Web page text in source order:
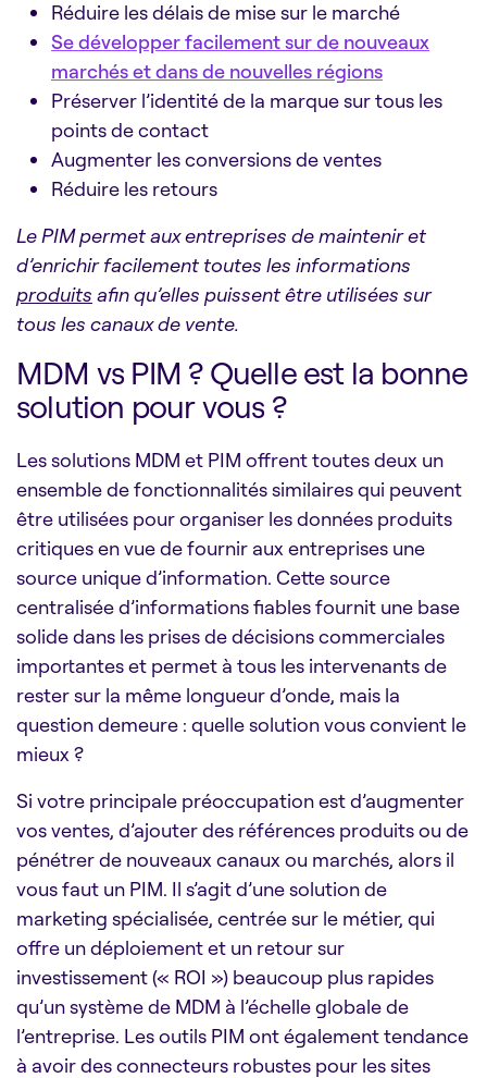
Réduire les délais de mise sur le marché
Se développer facilement sur de nouveaux
marchés et dans de nouvelles régions
Préserver l’identité de la marque sur tous les
points de contact
Augmenter les conversions de ventes
Réduire les retours
Le PIM permet aux entreprises de maintenir et
d’enrichir facilement toutes les informations
produits afin qu’elles puissent être utilisées sur
tous les canaux de vente.
MDM vs PIM ? Quelle est la bonne
solution pour vous ?
Les solutions MDM et PIM offrent toutes deux un
ensemble de fonctionnalités similaires qui peuvent
être utilisées pour organiser les données produits
critiques en vue de fournir aux entreprises une
source unique d’information. Cette source
centralisée d’informations fiables fournit une base
solide dans les prises de décisions commerciales
importantes et permet à tous les intervenants de
rester sur la même longueur d’onde, mais la
question demeure : quelle solution vous convient le
mieux ?
Si votre principale préoccupation est d’augmenter
vos ventes, d’ajouter des références produits ou de
pénétrer de nouveaux canaux ou marchés, alors il
vous faut un PIM. Il s’agit d’une solution de
marketing spécialisée, centrée sur le métier, qui
offre un déploiement et un retour sur
investissement (« ROI ») beaucoup plus rapides
qu’un système de MDM à l’échelle globale de
l’entreprise. Les outils PIM ont également tendance
à avoir des connecteurs robustes pour les sites